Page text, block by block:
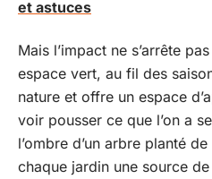
et astuces
Mais l’impact ne s’arrête
espace vert, au fil des
nature et offre un espace
voir pousser ce que l’on a
l’ombre d’un arbre planté
chaque jardin une source